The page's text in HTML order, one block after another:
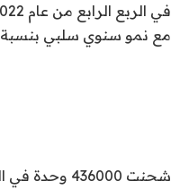
مع نمو سنوي سلبي بنسبة 84.4٪.